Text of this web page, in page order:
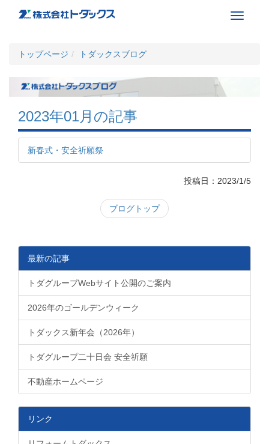
Toggle
トップページ トダックスブログ
2023年01月の記事
新春式・安全祈願祭
投稿日：2023/1/5
ブログトップ
最新の記事
トダグループWebサイト公開のご案内
2026年のゴールデンウィーク
トダックス新年会（2026年）
トダグループ二十日会 安全祈願
不動産ホームページ
リンク